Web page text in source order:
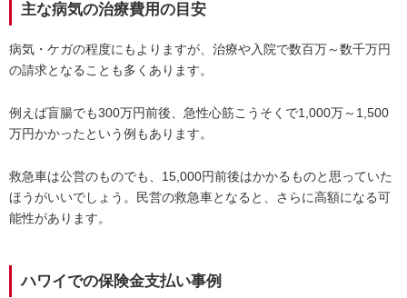
主な病気の治療費用の目安
病気・ケガの程度にもよりますが、治療や入院で数百万～数千万円
の請求となることも多くあります。
例えば盲腸でも300万円前後、急性心筋こうそくで1,000万～1,500
万円かかったという例もあります。
救急車は公営のものでも、15,000円前後はかかるものと思っていた
ほうがいいでしょう。民営の救急車となると、さらに高額になる可
能性があります。
ハワイでの保険金支払い事例